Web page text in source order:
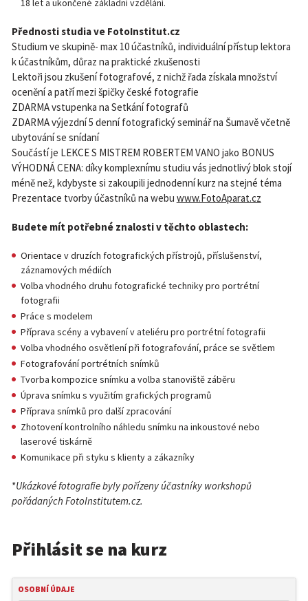
18 let a ukončené základní vzdělání.
Přednosti studia ve FotoInstitut.cz
Studium ve skupině- max 10 účastníků, individuální přístup lektora
k účastníkům, důraz na praktické zkušenosti
Lektoři jsou zkušení fotografové, z nichž řada získala množství
ocenění a patří mezi špičky české fotografie
ZDARMA vstupenka na Setkání fotografů
ZDARMA výjezdní 5 denní fotografický seminář na Šumavě včetně
ubytování se snídaní
Součástí je LEKCE S MISTREM ROBERTEM VANO jako BONUS
VÝHODNÁ CENA: díky komplexnímu studiu vás jednotlivý blok stojí
méně než, kdybyste si zakoupili jednodenní kurz na stejné téma
Prezentace tvorby účastníků na webu www.FotoAparat.cz
Budete mít potřebné znalosti v těchto oblastech:
Orientace v druzích fotografických přístrojů, příslušenství,
záznamových médiích
Volba vhodného druhu fotografické techniky pro portrétní
fotografii
Práce s modelem
Příprava scény a vybavení v ateliéru pro portrétní fotografii
Volba vhodného osvětlení při fotografování, práce se světlem
Fotografování portrétních snímků
Tvorba kompozice snímku a volba stanoviště záběru
Úprava snímku s využitím grafických programů
Příprava snímků pro další zpracování
Zhotovení kontrolního náhledu snímku na inkoustové nebo
laserové tiskárně
Komunikace při styku s klienty a zákazníky
*Ukázkové fotografie byly pořízeny účastníky workshopů
pořádaných FotoInstitutem.cz.
Přihlásit se na kurz
OSOBNÍ ÚDAJE